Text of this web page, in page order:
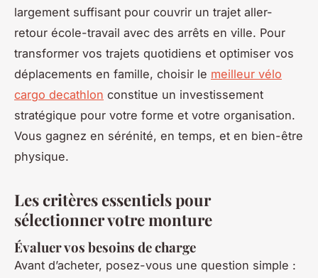
largement suffisant pour couvrir un trajet aller-
retour école-travail avec des arrêts en ville. Pour
transformer vos trajets quotidiens et optimiser vos
déplacements en famille, choisir le meilleur vélo
cargo decathlon constitue un investissement
stratégique pour votre forme et votre organisation.
Vous gagnez en sérénité, en temps, et en bien-être
physique.
Les critères essentiels pour
sélectionner votre monture
Évaluer vos besoins de charge
Avant d’acheter, posez-vous une question simple :